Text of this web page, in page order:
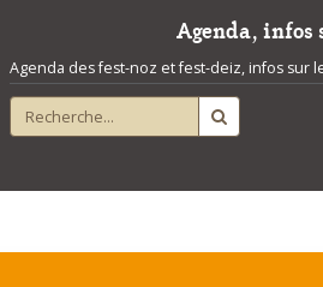
Agenda, infos
Agenda des fest-noz et fest-deiz, infos sur